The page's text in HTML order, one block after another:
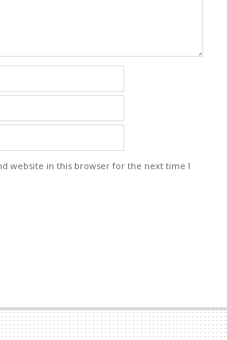
website in this browser for the next time I